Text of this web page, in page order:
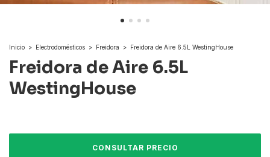
Inicio > Electrodomésticos > Freidora > Freidora de Aire 6.5L WestingHouse
Freidora de Aire 6.5L
WestingHouse